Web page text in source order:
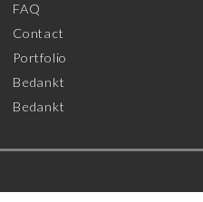
FAQ
Contact
Portfolio
Bedankt
Bedankt